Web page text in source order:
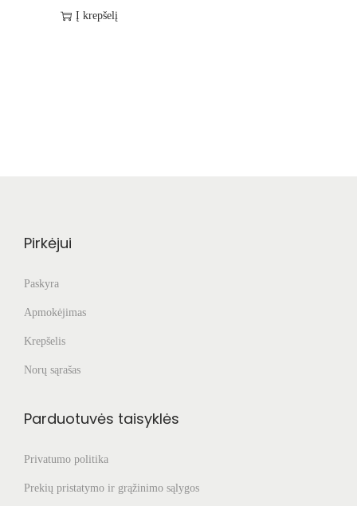
Į krepšelį
Pirkėjui
Paskyra
Apmokėjimas
Krepšelis
Norų sąrašas
Parduotuvės taisyklės
Privatumo politika
Prekių pristatymo ir grąžinimo sąlygos